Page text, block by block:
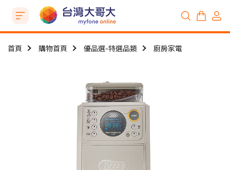
首頁 購物首頁 優品選-特選品類 廚房家電